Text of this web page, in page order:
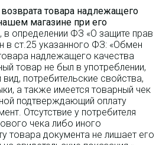
возврата товара надлежащего
магазине при его
, в определении ФЗ «О защите прав
в ст.25 указанного ФЗ: «Обмен
надлежащего качества
товар не был в употреблении,
потребительские свойства,
а также имеется товарный чек
подтверждающий оплату
Отсутствие у потребителя
чека либо иного
товара документа не лишает его